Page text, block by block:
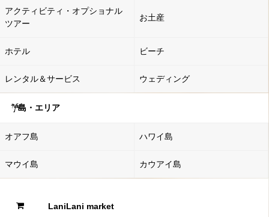
アクティビティ・オプショナル
ツアー
お土産
ホテル ビーチ
レンタル＆サービス ウェディング
島・エリア
オアフ島 ハワイ島
マウイ島 カウアイ島
LaniLani market